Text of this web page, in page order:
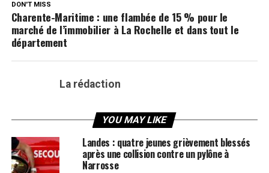
DON'T MISS
Charente-Maritime : une flambée de 15 % pour le
marché de l’immobilier à La Rochelle et dans tout le
département
La rédaction
YOU MAY LIKE
Landes : quatre jeunes grièvement blessés
après une collision contre un pylône à
Narrosse